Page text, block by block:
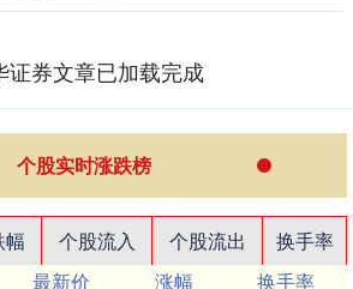
证券文章已加载完成
个股实时涨跌榜
幅 个股流入 个股流出
换手率
最新价 涨幅
换手率